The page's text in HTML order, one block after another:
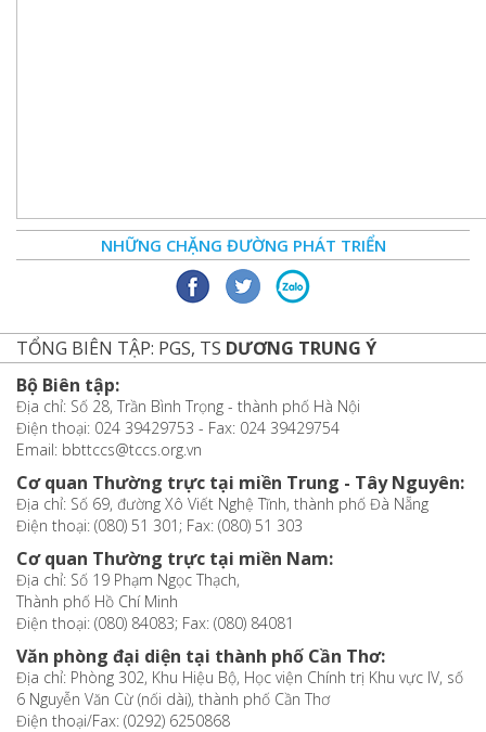
NHỮNG CHẶNG ĐƯỜNG PHÁT TRIỂN
TỔNG BIÊN TẬP: PGS, TS DƯƠNG TRUNG Ý
Bộ Biên tập:
Địa chỉ: Số 28, Trần Bình Trọng - thành phố Hà Nội
Điện thoại: 024 39429753 - Fax: 024 39429754
Email: bbttccs@tccs.org.vn
Cơ quan Thường trực tại miền Trung - Tây Nguyên:
Địa chỉ: Số 69, đường Xô Viết Nghệ Tĩnh, thành phố Đà Nẵng
Điện thoại: (080) 51 301; Fax: (080) 51 303
Cơ quan Thường trực tại miền Nam:
Địa chỉ: Số 19 Phạm Ngọc Thạch,
Thành phố Hồ Chí Minh
Điện thoại: (080) 84083; Fax: (080) 84081
Văn phòng đại diện tại thành phố Cần Thơ:
Địa chỉ: Phòng 302, Khu Hiệu Bộ, Học viện Chính trị Khu vực IV, số
6 Nguyễn Văn Cừ (nối dài), thành phố Cần Thơ
Điện thoại/Fax: (0292) 6250868